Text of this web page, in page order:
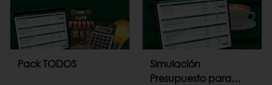
Pack TODOS
Simulación
Presupuesto para